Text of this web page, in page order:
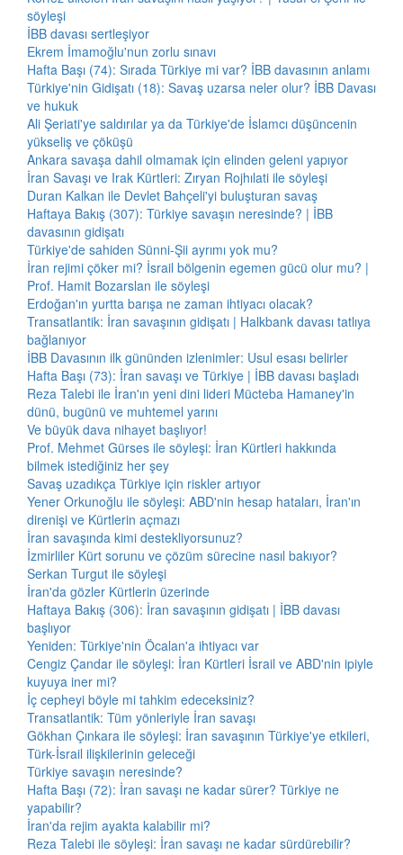
söyleşi
İBB davası sertleşiyor
Ekrem İmamoğlu'nun zorlu sınavı
Hafta Başı (74): Sırada Türkiye mi var? İBB davasının anlamı
Türkiye'nin Gidişatı (18): Savaş uzarsa neler olur? İBB Davası
ve hukuk
Ali Şeriati'ye saldırılar ya da Türkiye'de İslamcı düşüncenin
yükseliş ve çöküşü
Ankara savaşa dahil olmamak için elinden geleni yapıyor
İran Savaşı ve Irak Kürtleri: Zıryan Rojhılati ile söyleşi
Duran Kalkan ile Devlet Bahçeli'yi buluşturan savaş
Haftaya Bakış (307): Türkiye savaşın neresinde? | İBB
davasının gidişatı
Türkiye'de sahiden Sünni-Şii ayrımı yok mu?
İran rejimi çöker mi? İsrail bölgenin egemen gücü olur mu? |
Prof. Hamit Bozarslan ile söyleşi
Erdoğan'ın yurtta barışa ne zaman ihtiyacı olacak?
Transatlantik: İran savaşının gidişatı | Halkbank davası tatlıya
bağlanıyor
İBB Davasının ilk gününden izlenimler: Usul esası belirler
Hafta Başı (73): İran savaşı ve Türkiye | İBB davası başladı
Reza Talebi ile İran'ın yeni dini lideri Mücteba Hamaney'in
dünü, bugünü ve muhtemel yarını
Ve büyük dava nihayet başlıyor!
Prof. Mehmet Gürses ile söyleşi: İran Kürtleri hakkında
bilmek istediğiniz her şey
Savaş uzadıkça Türkiye için riskler artıyor
Yener Orkunoğlu ile söyleşi: ABD'nin hesap hataları, İran'ın
direnişi ve Kürtlerin açmazı
İran savaşında kimi destekliyorsunuz?
İzmirliler Kürt sorunu ve çözüm sürecine nasıl bakıyor?
Serkan Turgut ile söyleşi
İran'da gözler Kürtlerin üzerinde
Haftaya Bakış (306): İran savaşının gidişatı | İBB davası
başlıyor
Yeniden: Türkiye'nin Öcalan'a ihtiyacı var
Cengiz Çandar ile söyleşi: İran Kürtleri İsrail ve ABD'nin ipiyle
kuyuya iner mi?
İç cepheyi böyle mi tahkim edeceksiniz?
Transatlantik: Tüm yönleriyle İran savaşı
Gökhan Çınkara ile söyleşi: İran savaşının Türkiye'ye etkileri,
Türk-İsrail ilişkilerinin geleceği
Türkiye savaşın neresinde?
Hafta Başı (72): İran savaşı ne kadar sürer? Türkiye ne
yapabilir?
İran'da rejim ayakta kalabilir mi?
Reza Talebi ile söyleşi: İran savaşı ne kadar sürdürebilir?